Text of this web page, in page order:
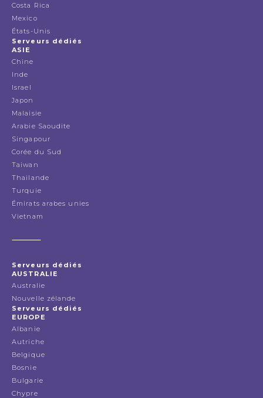
Costa Rica
Mexico
États-Unis
Serveurs dédiés
ASIE
Chine
Inde
Israel
Japon
Malaisie
Arabie Saoudite
Singapour
Corée du Sud
Taiwan
Thailande
Turquie
Émirats arabes unies
Vietnam
Serveurs dédiés
AUSTRALIE
Australie
Nouvelle zélande
Serveurs dédiés
EUROPE
Albanie
Autriche
Belgique
Bosnie
Bulgarie
Chypre